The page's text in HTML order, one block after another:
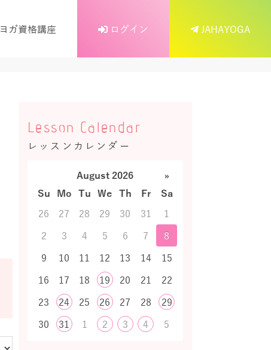
ヨガ資格講座 ログイン JAHAYOGA
Lesson Calendar
レッスンカレンダー
August 2026
»
Su
Mo Tu We Th Fr
Sa
26
27 28 29 30 31
1
2
3 4 5 6 7
8
9
10 11 12 13 14
15
16
17 18 19 20 21
22
23
24 25 26 27 28
29
30
31 1 2 3 4 5